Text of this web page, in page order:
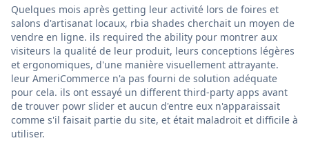
Quelques mois après getting leur activité lors de foires et
salons d'artisanat locaux, rbia shades cherchait un moyen de
vendre en ligne. ils required the ability pour montrer aux
visiteurs la qualité de leur produit, leurs conceptions légères
et ergonomiques, d'une manière visuellement attrayante.
leur AmeriCommerce n'a pas fourni de solution adéquate
pour cela. ils ont essayé un different third-party apps avant
de trouver powr slider et aucun d'entre eux n'apparaissait
comme s'il faisait partie du site, et était maladroit et difficile à
utiliser.